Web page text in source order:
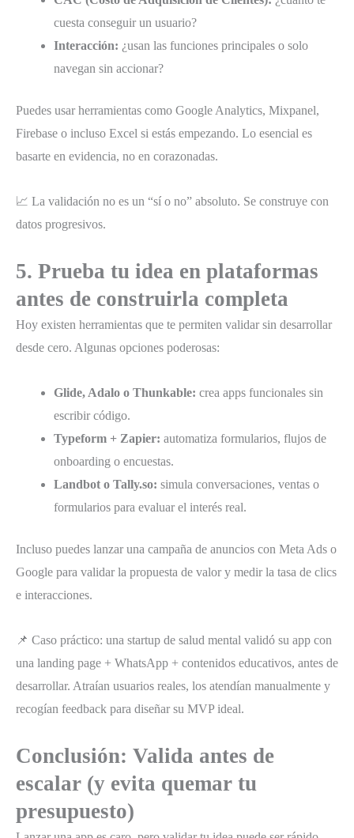
cuesta conseguir un usuario?
Interacción: ¿usan las funciones principales o solo
navegan sin accionar?
Puedes usar herramientas como Google Analytics, Mixpanel,
Firebase o incluso Excel si estás empezando. Lo esencial es
basarte en evidencia, no en corazonadas.
📈 La validación no es un “sí o no” absoluto. Se construye con
datos progresivos.
5. Prueba tu idea en plataformas
antes de construirla completa
Hoy existen herramientas que te permiten validar sin desarrollar
desde cero. Algunas opciones poderosas:
Glide, Adalo o Thunkable: crea apps funcionales sin
escribir código.
Typeform + Zapier: automatiza formularios, flujos de
onboarding o encuestas.
Landbot o Tally.so: simula conversaciones, ventas o
formularios para evaluar el interés real.
Incluso puedes lanzar una campaña de anuncios con Meta Ads o
Google para validar la propuesta de valor y medir la tasa de clics
e interacciones.
📌 Caso práctico: una startup de salud mental validó su app con
una landing page + WhatsApp + contenidos educativos, antes de
desarrollar. Atraían usuarios reales, los atendían manualmente y
recogían feedback para diseñar su MVP ideal.
Conclusión: Valida antes de
escalar (y evita quemar tu
presupuesto)